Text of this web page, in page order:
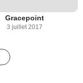
Gracepoint
3 juillet 2017